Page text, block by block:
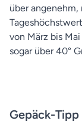
über
von März bis
sogar über 40°
Gepäck-Tipp